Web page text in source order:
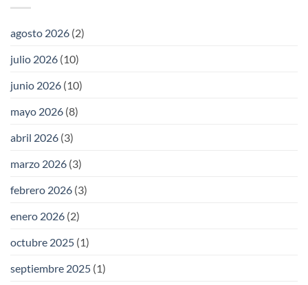
agosto 2026 (2)
julio 2026 (10)
junio 2026 (10)
mayo 2026 (8)
abril 2026 (3)
marzo 2026 (3)
febrero 2026 (3)
enero 2026 (2)
octubre 2025 (1)
septiembre 2025 (1)